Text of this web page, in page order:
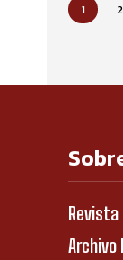
1 2
Revista
Archivo